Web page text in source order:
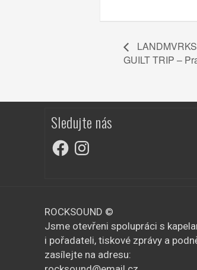
GUILT TRIP –
Sledujte nás
FacebookInstagram
ROCKSOUND ©
Jsme otevřeni spolupráci s
i pořadateli, tiskové zprávy a
zasílejte na adresu: